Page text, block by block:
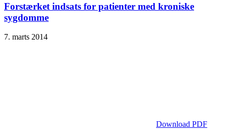
Forstærket indsats for patienter med kroniske
sygdomme
7. marts 2014
Download PDF